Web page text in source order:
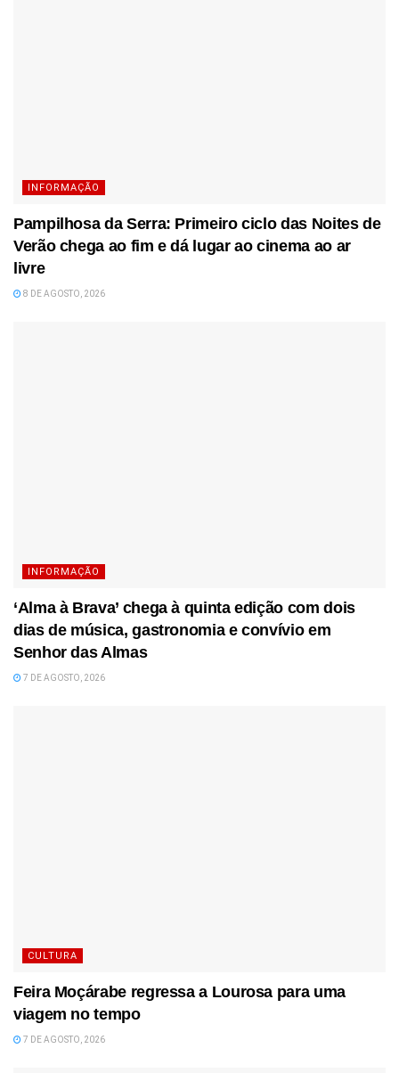
INFORMAÇÃO
Pampilhosa da Serra: Primeiro ciclo das Noites de
Verão chega ao fim e dá lugar ao cinema ao ar
livre
8 DE AGOSTO, 2026
INFORMAÇÃO
‘Alma à Brava’ chega à quinta edição com dois
dias de música, gastronomia e convívio em
Senhor das Almas
7 DE AGOSTO, 2026
CULTURA
Feira Moçárabe regressa a Lourosa para uma
viagem no tempo
7 DE AGOSTO, 2026